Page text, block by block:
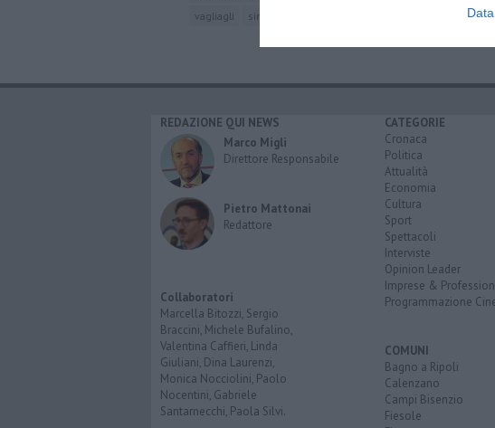
vagliagli
sinalunga provincia
REDAZIONE QUI NEWS
Marco Migli
Direttore Responsabile
Pietro Mattonai
Redattore
Collaboratori
Marcella Bitozzi, Sergio
Braccini, Michele Bufalino,
Valentina Caffieri, Linda
Giuliani, Dina Laurenzi,
Monica Nocciolini, Paolo
Nocentini, Gabriele
Santarnecchi, Paola Silvi.
CATEGORIE
Cronaca
Politica
Attualità
Economia
Cultura
Sport
Spettacoli
Interviste
Opinion Leader
Imprese &
Programmazione
COMUNI
Bagno a Ripoli
Calenzano
Campi Bisenzio
Fiesole